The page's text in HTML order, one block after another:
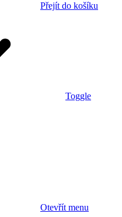
Přejít do košíku
Toggle
Otevřít menu